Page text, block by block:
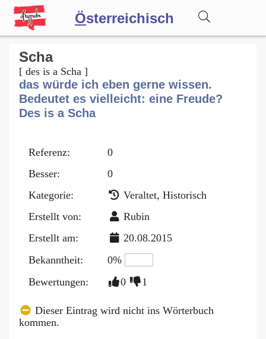
Österreichisch
Wörterbuch
Forum
Scha
[ des is a Scha ]
das würde ich eben gerne wissen.
Bedeutet es vielleicht: eine Freude?
Des is a Scha
Referenz:
0
Besser:
0
Kategorie:
Veraltet, Historisch
Erstellt von:
Rubin
Erstellt am:
20.08.2015
Bekanntheit:
0%
Bewertungen:
0 1
Dieser Eintrag wird nicht ins Wörterbuch
kommen.